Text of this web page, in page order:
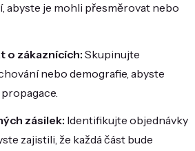
abyste je mohli přesměrovat nebo
o zákaznících:Skupinujte
nebo demografie, abyste
zásilek: Identifikujte objednávky
zajistili, že každá část bude